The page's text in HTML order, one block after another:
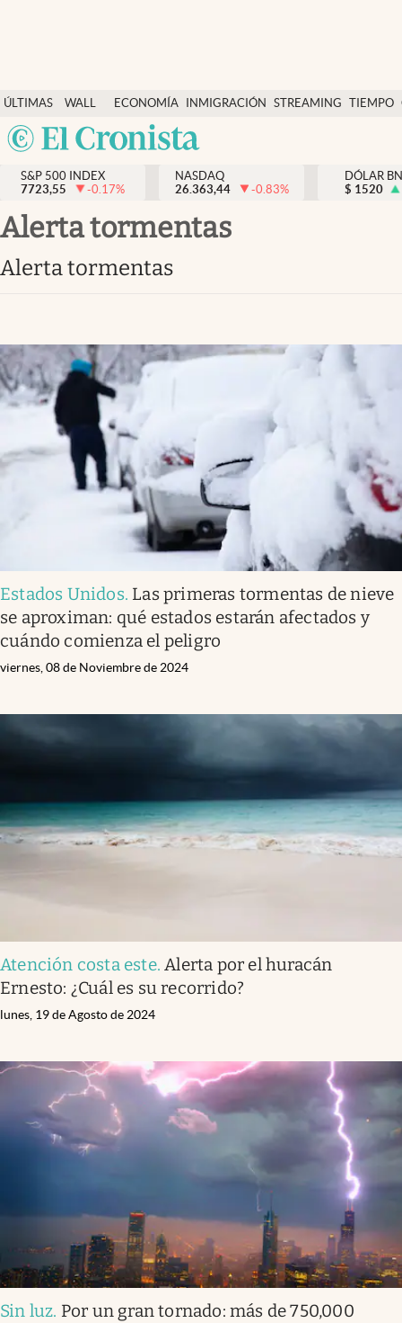
ÚLTIMAS
NOTICIAS
WALL
STREET
Y
DÓLAR
ECONOMÍA INMIGRACIÓN STREAMING TIEMPO
México
Finanzas y economía
Wall Street y dólar
Inmigración
Tiempo
Ciencia y salud
Streaming
PC y mobile
Lifestyle
USA
S&P 500 INDEX
7723,55
-0.17%
NASDAQ
26.363,44
-0.83%
DÓLAR
$ 1520
Alerta tormentas
Alerta tormentas
Estados Unidos. Las primeras tormentas de nieve
se aproximan: qué estados estarán afectados y
cuándo comienza el peligro
viernes, 08 de Noviembre de 2024
Atención costa este. Alerta por el huracán
Ernesto: ¿Cuál es su recorrido?
lunes, 19 de Agosto de 2024
Sin luz. Por un gran tornado: más de 750,000